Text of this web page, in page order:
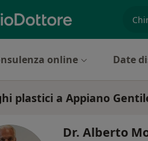
online Date
plastici a Appiano
Dr. Alberto